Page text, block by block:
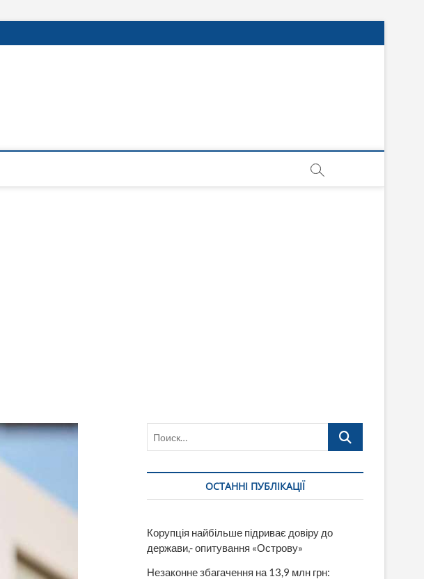
Поиск…
ОСТАННІ ПУБЛІКАЦІЇ
Корупція найбільше підриває довіру до
держави,- опитування «Острову»
Незаконне збагачення на 13,9 млн грн: